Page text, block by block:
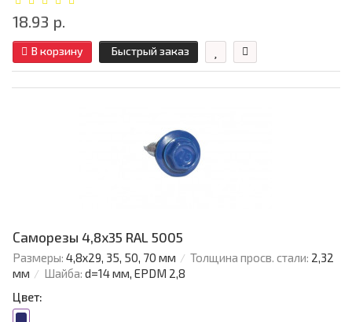
18.93 р.
В корзину Быстрый заказ
Саморезы 4,8х35 RAL 5005
Размеры: 4,8х29, 35, 50, 70 мм Толщина просв. стали: 2,32
мм
Шайба: d=14 мм, EPDM 2,8
Цвет: